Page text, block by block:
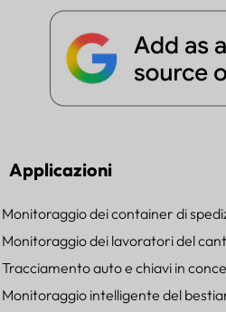
Applicazioni
Monitoraggio dei container di
Monitoraggio dei lavoratori del
Tracciamento auto e chiavi in
Monitoraggio intelligente del